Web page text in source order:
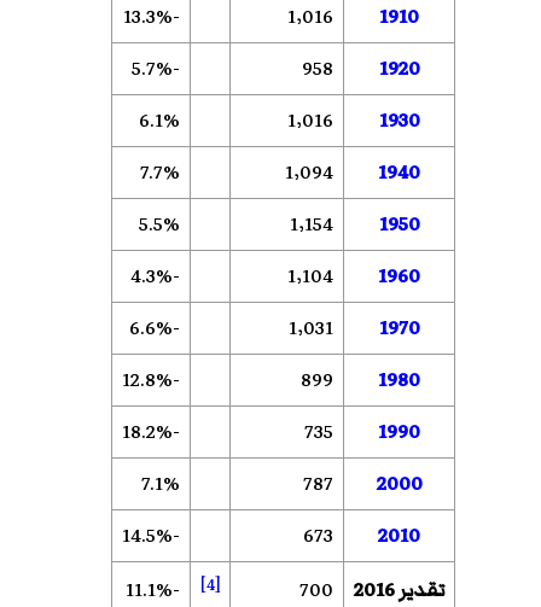
1910
1٬016
-13.3%
1920
958
-5.7%
1930
1٬016
6.1%
1940
1٬094
7.7%
1950
1٬154
5.5%
1960
1٬104
-4.3%
1970
1٬031
-6.6%
1980
899
-12.8%
1990
735
-18.2%
2000
787
7.1%
2010
673
-14.5%
تقدير 2016
700
[4]
-11.1%